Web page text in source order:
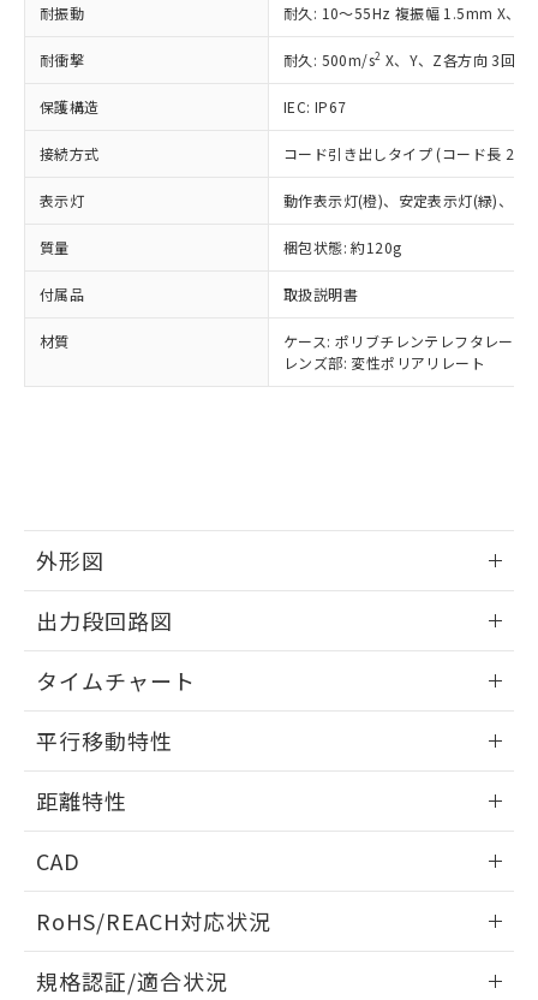
耐振動 耐久: 10～55Hz 複振幅 1.5mm X、Y
耐衝撃 耐久: 500m/s2 X、Y、Z各方向 3回
保護構造 IEC: IP67
接続方式 コード引き出しタイプ (コード長 2m)
表示灯 動作表示灯(橙)、安定表示灯(緑)、電
質量 梱包状態: 約120g
付属品 取扱説明書
材質
ケース: ポリブチレンテレフタレート
レンズ部: 変性ポリアリレート
外形図
出力段回路図
タイムチャート
平行移動特性
距離特性
受光出力-距離特性
CAD
ドすることができます。
RoHS/REACH対応状況
規格認証/適合状況
覧された時点での実際の在庫および標
準価格とは異なる場合があることをご
正式な納期状況および標準価格はお客
様のお取引先、またはお客様担当のオ
ムロン制御機器販売店・当社販売員に
ご相談ください。
オムロン制御機器販売店や当社販売拠
販売ネットワーク
」をご確認
在庫状況および標準価格結果を当社の
事前の承諾なく第三者に漏洩または開
示しないようお願いします。
マイパーツ機能（部品リスト作成サー
ビス）をご利用いただくには、I-Web
品・サービスに関するお客様との取
※当社の共同利用者とは、
の共同利用に関して"
用者の範囲」に記載されている法人を
指します。
鉛(Pb) 1000ppm以下、 水銀(Hg) 1000ppm以下、 カド
六価クロム(Cr(Ⅵ)) 1000ppm以下、ポリ臭化ビフェニル
類(PBB) 1000ppm以下、ポリ臭化ジフェニルエーテル類
(PBDE) 1000ppm以下、フタル酸ビス(2-エチルヘキシ
ル) (DEHP)(別名：DOP) 1000ppm以下、フタル酸ブチ
ルベンジル（BBP） 1000ppm以下、フタル酸ジブチル
（DBP） 1000ppm以下、フタル酸ジイソブチル
(DIBP) 1000ppm以下
フタル酸エステル類の４物質については閾値を超える意
図的な使用がないことを確認しています。
部品在庫の切り替え状況などにより、予定
月が前後することがあります。
とができます。
EU RoHS指令（10物質）の非含有証明書
51物質の非含有証明書（当社基準）
※本証明書は発行日時点で非含有を証明す
るもので、過去に遡って非含有を証明する
ものではありません。
物質の対応では、対応完了までの期間は出
荷製品に未対応品が混在することから備考
欄に対応日を記載しておりました。
既に当社にて対応品への在庫切替を完了
*中国RoHS10物質の基準値 (GB/T26572)：
Cr(Ⅵ)(六価クロム) : 1000ppm、 PBBs(ポリ臭化ビフェ
ニル類) : 1000ppm、 PBDEs(ポリ臭化ジフェニルエーテ
ル類) : 1000ppm、
DBP(フタル酸ジブチル) : 1000ppm、 DIBP(フタル酸ジ
イソブチル) : 1000ppm、 BBP(フタル酸ブチルベンジ
ル) : 1000ppm、
DEHP(フタル酸ビス(2-エチルヘキシル)) : 1000ppm
※2 環境保護使用期限
「ｅ」：有害物質（10物質）のすべてが基
準値以下であることを示します。
「10」：通常の使用状況下において有害物
質が外部に漏えいし、環境に深刻な影響を
及ぼさない年数を意味します。
国政府の輸出許可(または役務取引許
可)を取得するなどの必要な手続きを
全に破砕するなど、違法に輸出されな
いよう必要な手段を講じます。
当社は貴社製品を、核兵器、ミサイ
ル、化学兵器、生物兵器またはその他
武器並びにこれらの製造装置等に一切
使用いたしません。
当社は、貴社製品を第三者に販売する
場合は、上記1、2および3の内容を当
該第三者に通知します。また当社は、
販売先および販売に係わる関係者が違
法に輸出するおそれがある場合は、取
一定数以上の在庫あり
一定数には満たないが在庫あり
在庫なし(最新の在庫状況につ
いては、お客様のお取引先、ま
たはお客様担当のオムロン制御
機器販売店・当社販売員にご確
白
受注生産機種、また在庫状況の
情報を公開していない機種